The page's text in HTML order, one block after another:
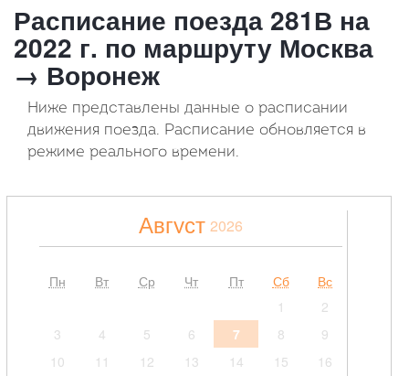
Расписание поезда 281В на
2022 г. по маршруту Москва
→ Воронеж
Ниже представлены данные о расписании
движения поезда. Расписание обновляется в
режиме реального времени.
Август 2026
Пн Вт Ср Чт Пт Сб
Вс
1
2
3
4 5 6 7 8
9
10
11 12 13 14 15
16